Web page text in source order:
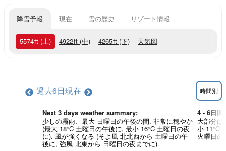
降雪予報 現在 雪の歴史 リゾート情報
5574ft (上) 4922ft (中) 4265ft (下) 天気図
過去6日現在 時間別
Next 3 days weather summary:
少しの霧雨、最大 日曜日の午後の間. 非常に穏やか
(最大 18°C 土曜日の午後に, 最小 16°C 土曜日の夜
に). 風が強くなる (そよ風 北北西から 土曜日の午
後に, 強風 北東から 日曜日の夜までに).
4 - 6日間
大部分は
小 11°C
火曜日